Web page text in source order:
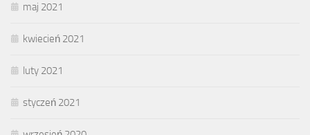
maj 2021
kwiecień 2021
luty 2021
styczeń 2021